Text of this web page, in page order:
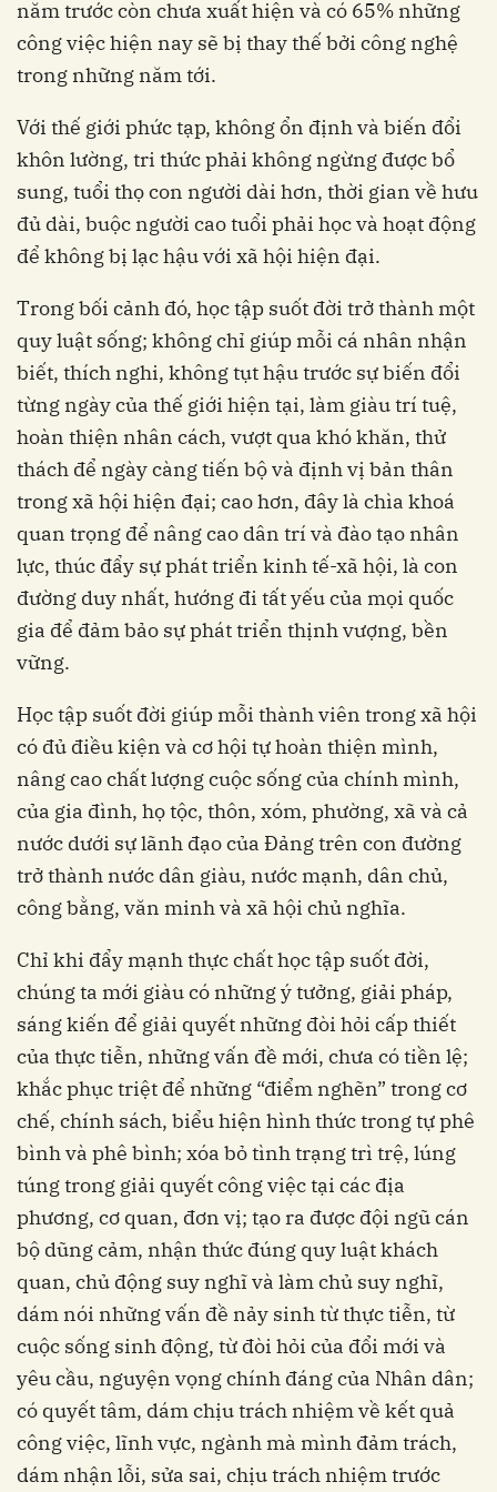
năm trước còn chưa xuất hiện và có 65% những
công việc hiện nay sẽ bị thay thế bởi công nghệ
trong những năm tới.
Với thế giới phức tạp, không ổn định và biến đổi
khôn lường, tri thức phải không ngừng được bổ
sung, tuổi thọ con người dài hơn, thời gian về hưu
đủ dài, buộc người cao tuổi phải học và hoạt động
để không bị lạc hậu với xã hội hiện đại.
Trong bối cảnh đó, học tập suốt đời trở thành một
quy luật sống; không chỉ giúp mỗi cá nhân nhận
biết, thích nghi, không tụt hậu trước sự biến đổi
từng ngày của thế giới hiện tại, làm giàu trí tuệ,
hoàn thiện nhân cách, vượt qua khó khăn, thử
thách để ngày càng tiến bộ và định vị bản thân
trong xã hội hiện đại; cao hơn, đây là chìa khoá
quan trọng để nâng cao dân trí và đào tạo nhân
lực, thúc đẩy sự phát triển kinh tế-xã hội, là con
đường duy nhất, hướng đi tất yếu của mọi quốc
gia để đảm bảo sự phát triển thịnh vượng, bền
vững.
Học tập suốt đời giúp mỗi thành viên trong xã hội
có đủ điều kiện và cơ hội tự hoàn thiện mình,
nâng cao chất lượng cuộc sống của chính mình,
của gia đình, họ tộc, thôn, xóm, phường, xã và cả
nước dưới sự lãnh đạo của Đảng trên con đường
trở thành nước dân giàu, nước mạnh, dân chủ,
công bằng, văn minh và xã hội chủ nghĩa.
Chỉ khi đẩy mạnh thực chất học tập suốt đời,
chúng ta mới giàu có những ý tưởng, giải pháp,
sáng kiến để giải quyết những đòi hỏi cấp thiết
của thực tiễn, những vấn đề mới, chưa có tiền lệ;
khắc phục triệt để những “điểm nghẽn” trong cơ
chế, chính sách, biểu hiện hình thức trong tự phê
bình và phê bình; xóa bỏ tình trạng trì trệ, lúng
túng trong giải quyết công việc tại các địa
phương, cơ quan, đơn vị; tạo ra được đội ngũ cán
bộ dũng cảm, nhận thức đúng quy luật khách
quan, chủ động suy nghĩ và làm chủ suy nghĩ,
dám nói những vấn đề nảy sinh từ thực tiễn, từ
cuộc sống sinh động, từ đòi hỏi của đổi mới và
yêu cầu, nguyện vọng chính đáng của Nhân dân;
có quyết tâm, dám chịu trách nhiệm về kết quả
công việc, lĩnh vực, ngành mà mình đảm trách,
dám nhận lỗi, sửa sai, chịu trách nhiệm trước